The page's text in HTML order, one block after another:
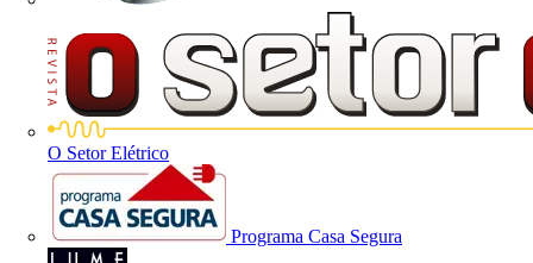
O Setor Elétrico
Programa Casa Segura